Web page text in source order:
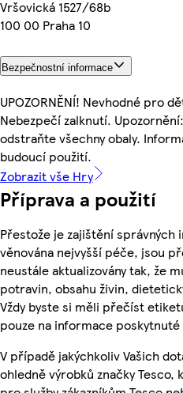
Vršovická 1527/68b
100 00 Praha 10
Bezpečnostní informace
UPOZORNĚNÍ! Nevhodné pro
Nebezpečí zalknutí.
odstraňte všechny obaly.
budoucí použití.
Zobrazit vše Hry
Příprava a použití
Přestože je zajištění
věnována nejvyšší péče, jsou
neustále aktualizovány tak, že
potravin, obsahu živin,
Vždy byste si měli přečíst
pouze na informace
V případě jakýchkoliv Vašich
ohledně výrobků značky